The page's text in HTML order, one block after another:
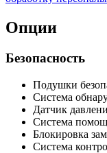
Опции
Безопасность
Подушки
Система
Датчик
Система
Блокировка
Система